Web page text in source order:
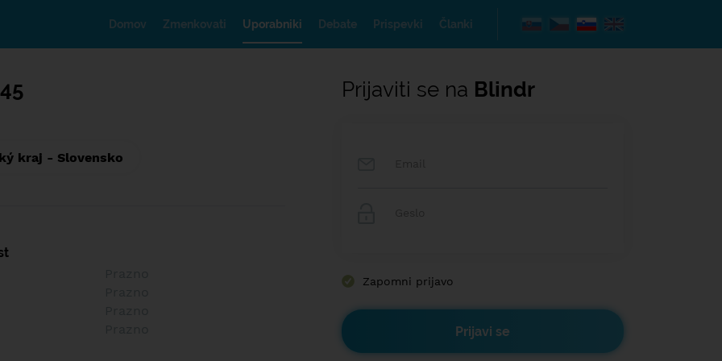
Domov Zmenkovati Uporabniki Debate Prispevki Članki
kraj - Slovensko
Prijaviti se na Blindr
Zapomni prijavo